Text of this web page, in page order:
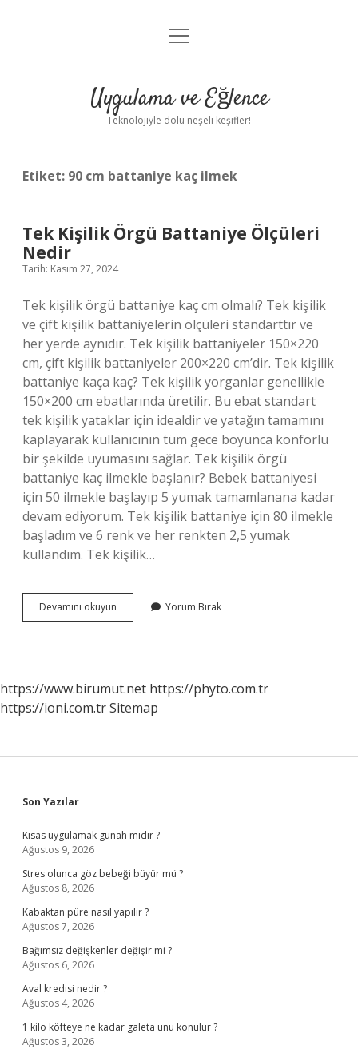
Anasayfa
Yasal Uyarı
menüyü
Uygulama ve Eğlence
Teknolojiyle dolu neşeli keşifler!
Etiket: 90 cm battaniye kaç ilmek
Tek Kişilik Örgü Battaniye Ölçüleri
Nedir
Tarih: Kasım 27, 2024
Tek kişilik örgü battaniye kaç cm olmalı? Tek kişilik
ve çift kişilik battaniyelerin ölçüleri standarttır ve
her yerde aynıdır. Tek kişilik battaniyeler 150×220
cm, çift kişilik battaniyeler 200×220 cm’dir. Tek kişilik
battaniye kaça kaç? Tek kişilik yorganlar genellikle
150×200 cm ebatlarında üretilir. Bu ebat standart
tek kişilik yataklar için idealdir ve yatağın tamamını
kaplayarak kullanıcının tüm gece boyunca konforlu
bir şekilde uyumasını sağlar. Tek kişilik örgü
battaniye kaç ilmekle başlanır? Bebek battaniyesi
için 50 ilmekle başlayıp 5 yumak tamamlanana kadar
devam ediyorum. Tek kişilik battaniye için 80 ilmekle
başladım ve 6 renk ve her renkten 2,5 yumak
kullandım. Tek kişilik…
Devamını okuyun
Kişilik
Yorum Bırak
https://www.birumut.net https://phyto.com.tr
https://ioni.com.trSitemap
Sidebar
Son Yazılar
Kısas uygulamak günah mıdır ?
Ağustos 9, 2026
Stres olunca göz bebeği büyür mü ?
Ağustos 8, 2026
Kabaktan püre nasıl yapılır ?
Ağustos 7, 2026
Bağımsız değişkenler değişir mi ?
Ağustos 6, 2026
Aval kredisi nedir ?
Ağustos 4, 2026
1 kilo köfteye ne kadar galeta unu konulur ?
Ağustos 3, 2026